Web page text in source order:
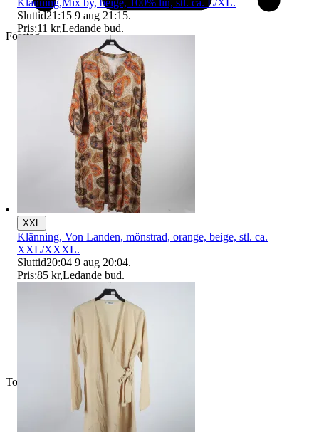
Företag
Toppsäljare
Klänning,Mix by, beige, 100% lin, stl. ca. L/XL.
Sluttid21:15 9 aug 21:15.
Pris:11 kr,Ledande bud.
XXL
Klänning, Von Landen, mönstrad, orange, beige, stl. ca.
XXL/XXXL.
Sluttid20:04 9 aug 20:04.
Pris:85 kr,Ledande bud.